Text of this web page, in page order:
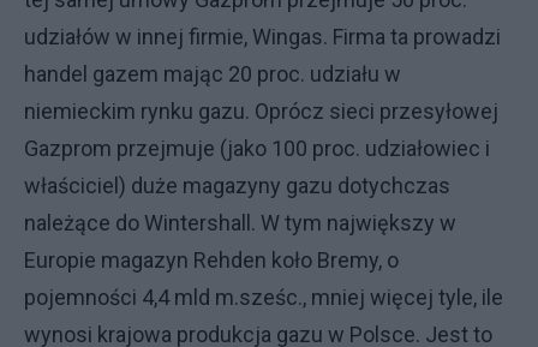
udziałów w innej firmie, Wingas. Firma ta prowadzi
handel gazem mając 20 proc. udziału w
niemieckim rynku gazu. Oprócz sieci przesyłowej
Gazprom przejmuje (jako 100 proc. udziałowiec i
właściciel) duże magazyny gazu dotychczas
należące do Wintershall. W tym największy w
Europie magazyn Rehden koło Bremy, o
pojemności 4,4 mld m.sześc., mniej więcej tyle, ile
wynosi krajowa produkcja gazu w Polsce. Jest to